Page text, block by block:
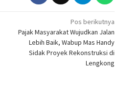
Pos berikutnya
Pajak Masyarakat Wujudkan Jalan
Lebih Baik, Wabup Mas Handy
Sidak Proyek Rekonstruksi di
Lengkong